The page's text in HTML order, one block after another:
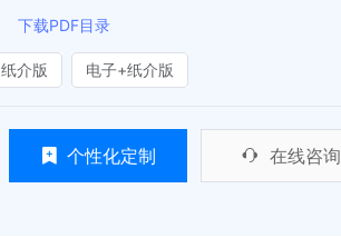
下载PDF目录
纸介版 电子+纸介版
个性化定制 在线咨询